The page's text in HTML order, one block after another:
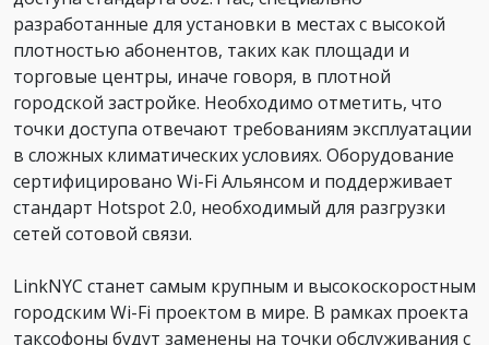
разработанные для установки в местах с высокой
плотностью абонентов, таких как площади и
торговые центры, иначе говоря, в плотной
городской застройке. Необходимо отметить, что
точки доступа отвечают требованиям эксплуатации
в сложных климатических условиях. Оборудование
сертифицировано Wi-Fi Альянсом и поддерживает
стандарт Hotspot 2.0, необходимый для разгрузки
сетей сотовой связи.
LinkNYC станет самым крупным и высокоскоростным
городским Wi-Fi проектом в мире. В рамках проекта
таксофоны будут заменены на точки обслуживания с